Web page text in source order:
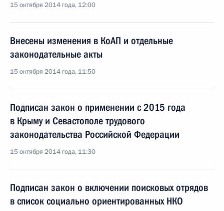
15 октября 2014 года, 12:00
Внесены изменения в КоАП и отдельные
законодательные акты
15 октября 2014 года, 11:50
Подписан закон о применении с 2015 года
в Крыму и Севастополе трудового
законодательства Российской Федерации
15 октября 2014 года, 11:30
Подписан закон о включении поисковых отрядов
в список социально ориентированных НКО